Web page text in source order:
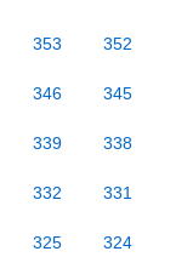
353 352
346 345
339 338
332 331
325 324